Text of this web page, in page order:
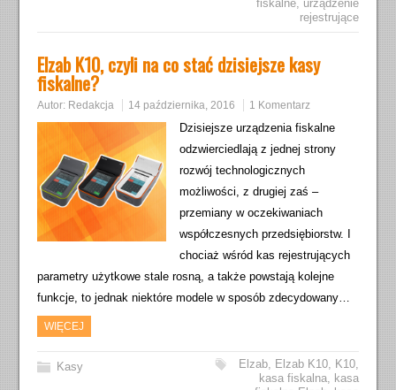
fiskalne, urządzenie
rejestrujące
Elzab K10, czyli na co stać dzisiejsze kasy
fiskalne?
Autor: Redakcja 14 października, 2016 1 Komentarz
Dzisiejsze urządzenia fiskalne
odzwierciedlają z jednej strony
rozwój technologicznych
możliwości, z drugiej zaś –
przemiany w oczekiwaniach
współczesnych przedsiębiorstw. I
chociaż wśród kas rejestrujących
parametry użytkowe stale rosną, a także powstają kolejne
funkcje, to jednak niektóre modele w sposób zdecydowany…
WIĘCEJ
Kasy Elzab, Elzab K10, K10,
kasa fiskalna, kasa